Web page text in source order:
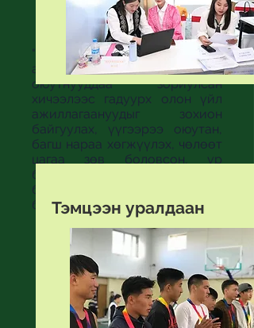
"Идэр Их Сургуулийн гол
анхаардаг зүйлсийн нэг бол
оюутнууддаа зориулсан
хичээлээс гадуурх олон үйл
ажиллагаануудыг зохион
байгуулах, үүгээрээ оюутан,
багш нараа хөгжүүлэх, чөлөөт
цагаа зөв боловсон, үр
бүтээлтэй өнгөрүүлэх
боломжийг нээх зорилготой
билээ."Тэмцээн уралдаан